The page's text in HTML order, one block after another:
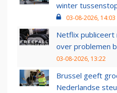
winter
03-08-2026, 14:03
Netflix publiceert
over problemen
03-08-2026, 13:22
Brussel geeft
Nederlandse